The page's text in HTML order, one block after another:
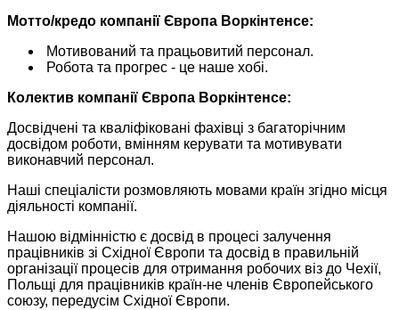
Мотто/кредо компанії Європа Воркінтенсе:
Мотивований та працьовитий персонал.
Робота та прогрес - це наше хобі.
Колектив компанії Європа Воркінтенсе:
Досвідчені та кваліфіковані фахівці з багаторічним
досвідом роботи, вмінням керувати та мотивувати
виконавчий персонал.
Наші спеціалісти розмовляють мовами країн згідно місця
діяльності компанії.
Нашою відмінністю є досвід в процесі залучення
працівників зі Східної Європи та досвід в правильній
організації процесів для отримання робочих віз до Чехії,
Польщі для працівників країн-не членів Європейського
союзу, передусім Східної Європи.